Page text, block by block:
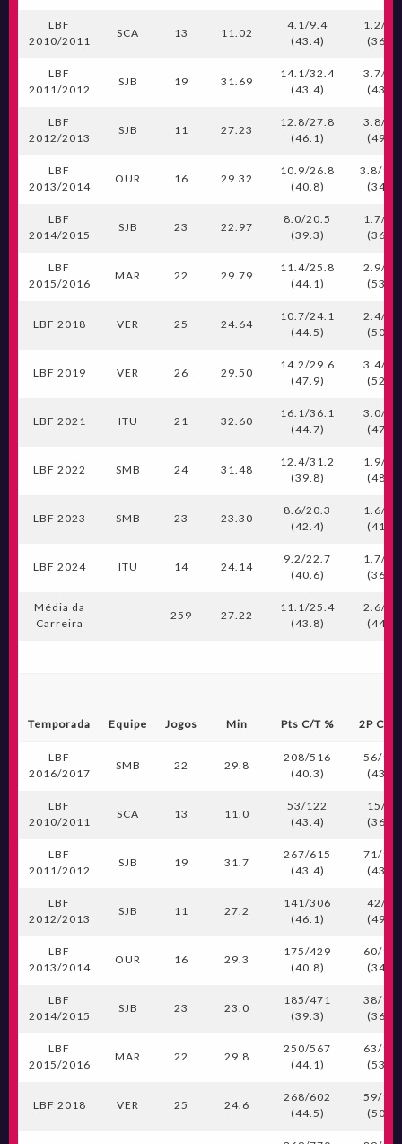
LBF
2010/2011
SCA 13 11.02
4.1/9.4
(43.4)
1.2/
(36.6)
LBF
2011/2012
SJB 19 31.69
14.1/32.4
(43.4)
3.7/
(43.6)
LBF
2012/2013
SJB 11 27.23
12.8/27.8
(46.1)
3.8/
(49.4)
LBF
2013/2014
OUR 16 29.32
10.9/26.8
(40.8)
3.8/
(34.5)
LBF
2014/2015
SJB 23 22.97
8.0/20.5
(39.3)
1.7/
(36.5)
LBF
2015/2016
MAR 22 29.79
11.4/25.8
(44.1)
2.9/
(53.8)
LBF 2018 VER 25 24.64
10.7/24.1
(44.5)
2.4/
(50.0)
LBF 2019 VER 26 29.50
14.2/29.6
(47.9)
3.4/
(52.7)
LBF 2021 ITU 21 32.60
16.1/36.1
(44.7)
3.0/
(47.3)
LBF 2022 SMB 24 31.48
12.4/31.2
(39.8)
1.9/
(48.9)
LBF 2023 SMB 23 23.30
8.6/20.3
(42.4)
1.6/
(41.4)
LBF 2024 ITU 14 24.14
9.2/22.7
(40.6)
1.7/
(36.4)
Média da
Carreira
- 259 27.22
11.1/25.4
(43.8)
2.6/
(44.7)
Temporada Equipe Jogos Min Pts C/T % 2P C/T
LBF
2016/2017
SMB 22 29.8
208/516
(40.3)
56/
(43.4)
LBF
2010/2011
SCA 13 11.0
53/122
(43.4)
15/41
(36.6)
LBF
2011/2012
SJB 19 31.7
267/615
(43.4)
71/
(43.6)
LBF
2012/2013
SJB 11 27.2
141/306
(46.1)
42/85
(49.4)
LBF
2013/2014
OUR 16 29.3
175/429
(40.8)
60/
(34.5)
LBF
2014/2015
SJB 23 23.0
185/471
(39.3)
38/
(36.5)
LBF
2015/2016
MAR 22 29.8
250/567
(44.1)
63/
(53.8)
LBF 2018 VER 25 24.6
268/602
(44.5)
59/
(50.0)